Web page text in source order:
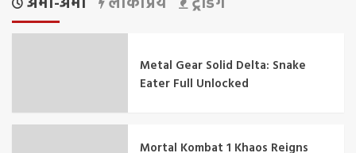
Metal Gear Solid Delta: Snake
Eater Full Unlocked
Mortal Kombat 1 Khaos Reigns